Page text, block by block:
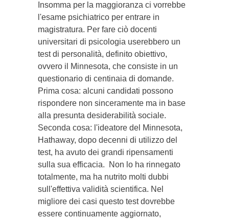
Insomma per la maggioranza ci vorrebbe
l'esame psichiatrico per entrare in
magistratura. Per fare ciò docenti
universitari di psicologia userebbero un
test di personalità, definito obiettivo,
ovvero il Minnesota, che consiste in un
questionario di centinaia di domande.
Prima cosa: alcuni candidati possono
rispondere non sinceramente ma in base
alla presunta desiderabilità sociale.
Seconda cosa: l'ideatore del Minnesota,
Hathaway, dopo decenni di utilizzo del
test, ha avuto dei grandi ripensamenti
sulla sua efficacia. Non lo ha rinnegato
totalmente, ma ha nutrito molti dubbi
sull'effettiva validità scientifica. Nel
migliore dei casi questo test dovrebbe
essere continuamente aggiornato,